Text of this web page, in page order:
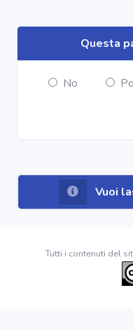
Questa
No
Vuoi
Tutti i contenuti del